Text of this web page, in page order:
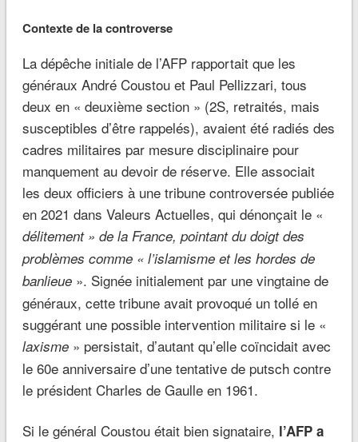
Contexte de la controverse
La dépêche initiale de l’AFP rapportait que les
généraux André Coustou et Paul Pellizzari, tous
deux en « deuxième section » (2S, retraités, mais
susceptibles d’être rappelés), avaient été radiés des
cadres militaires par mesure disciplinaire pour
manquement au devoir de réserve. Elle associait
les deux officiers à une tribune controversée publiée
en 2021 dans Valeurs Actuelles, qui dénonçait le «
délitement » de la France, pointant du doigt des
problèmes comme « l’islamisme et les hordes de
banlieue». Signée initialement par une vingtaine de
généraux, cette tribune avait provoqué un tollé en
suggérant une possible intervention militaire si le «
laxisme» persistait, d’autant qu’elle coïncidait avec
le 60e anniversaire d’une tentative de putsch contre
le président Charles de Gaulle en 1961.
Si le général Coustou était bien signataire, l’AFP a